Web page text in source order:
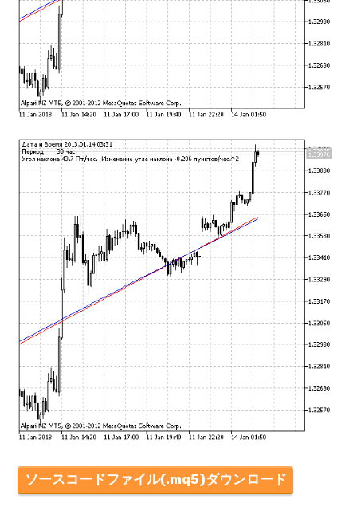
ソースコードファイル(.mq5)ダウンロード